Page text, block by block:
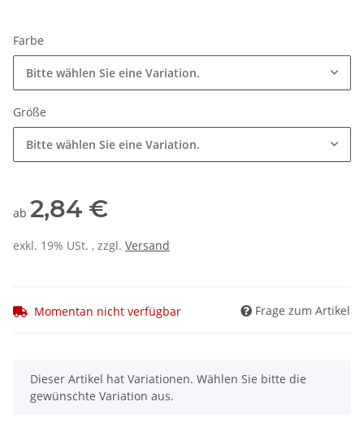
Farbe
Bitte wählen Sie eine Variation.
Größe
Bitte wählen Sie eine Variation.
ab 2,84 €
exkl. 19% USt. , zzgl. Versand
Momentan nicht verfügbar Frage zum Artikel
x
Dieser Artikel hat Variationen. Wählen Sie bitte die
gewünschte Variation aus.